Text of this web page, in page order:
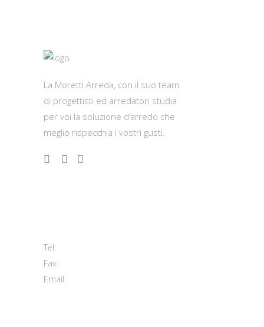
La Moretti Arreda, con il suo team
di progettisti ed arredatori studia
per voi la soluzione d’arredo che
meglio rispecchia i vostri gusti.
Tel:
Fax:
Email: